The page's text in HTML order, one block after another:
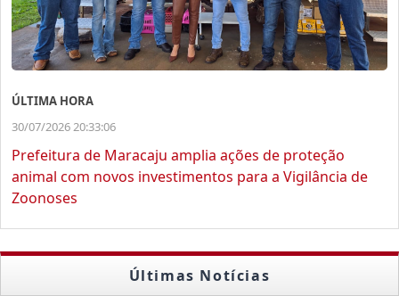
ÚLTIMA HORA
30/07/2026 20:33:06
Prefeitura de Maracaju amplia ações de proteção
animal com novos investimentos para a Vigilância de
Zoonoses
Últimas Notícias